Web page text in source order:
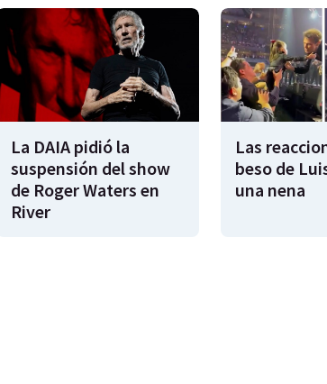
La DAIA pidió la
suspensión del show
de Roger Waters en
River
Las
beso de
una nena